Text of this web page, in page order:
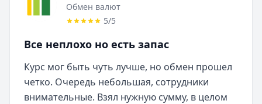
Обмен валют
5/5
Все неплохо но есть запас
Курс мог быть чуть лучше, но обмен прошел
четко. Очередь небольшая, сотрудники
внимательные. Взял нужную сумму, в целом